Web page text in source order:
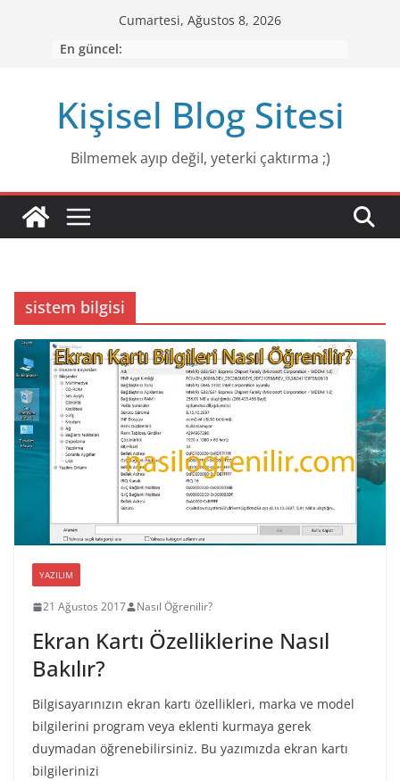
Cumartesi, Ağustos 8, 2026
En güncel:
Kişisel Blog Sitesi
Bilmemek ayıp değiI, yeterki çaktırma ;)
sistem bilgisi
YAZILIM
21 Ağustos 2017 Nasıl Öğrenilir?
Ekran Kartı Özelliklerine Nasıl
Bakılır?
Bilgisayarınızın ekran kartı özellikleri, marka ve model
bilgilerini program veya eklenti kurmaya gerek
duymadan öğrenebilirsiniz. Bu yazımızda ekran kartı
bilgilerinizi